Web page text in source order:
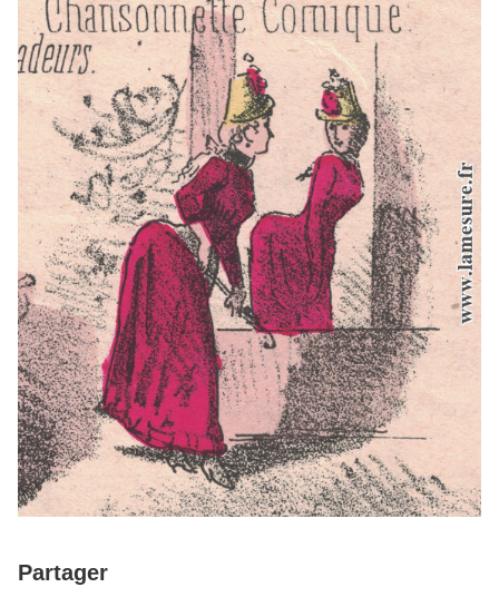
Partager